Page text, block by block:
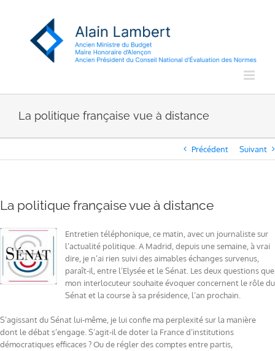
La politique française vue à distance
Précédent Suivant
La politique française vue à distance
Entretien téléphonique, ce matin, avec un journaliste sur
l’actualité politique. A Madrid, depuis une semaine, à vrai
dire, je n’ai rien suivi des aimables échanges survenus,
paraît-il, entre l’Elysée et le Sénat. Les deux questions que
mon interlocuteur souhaite évoquer concernent le rôle du
Sénat et la course à sa présidence, l’an prochain.
S’agissant du Sénat lui-même, je lui confie ma perplexité sur la manière
dont le débat s’engage. S’agit-il de doter la France d’institutions
démocratiques efficaces ? Ou de régler des comptes entre partis,